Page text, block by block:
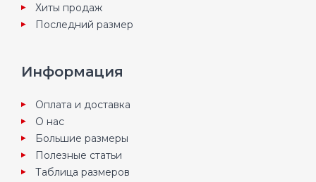
Хиты продаж
Последний размер
Информация
Оплата и доставка
О нас
Большие размеры
Полезные статьи
Таблица размеров